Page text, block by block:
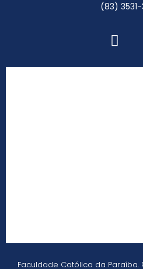
(83)
Faculdade Católica da